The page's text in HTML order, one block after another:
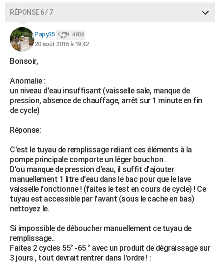
RÉPONSE 6 / 7
Papy35 4 808
20 août 2016 à 19:42
Bonsoir,
Anomalie :
un niveau d'eau insuffisant (vaisselle sale, manque de
pression, absence de chauffage, arrêt sur 1 minute en fin
de cycle)
Réponse:
C'est le tuyau de remplissage reliant ces éléments à la
pompe principale comporte un léger bouchon .
D'ou manque de pression d'eau, il suffit d'ajouter
manuellement 1 litre d'eau dans le bac pour que le lave
vaisselle fonctionne ! (faites le test en cours de cycle) ! Ce
tuyau est accessible par l'avant (sous le cache en bas)
nettoyez le.
Si impossible de déboucher manuellement ce tuyau de
remplissage..
Faites 2 cycles 55° -65 ° avec un produit de dégraissage sur
3 jours , tout devrait rentrer dans l'ordre ! :